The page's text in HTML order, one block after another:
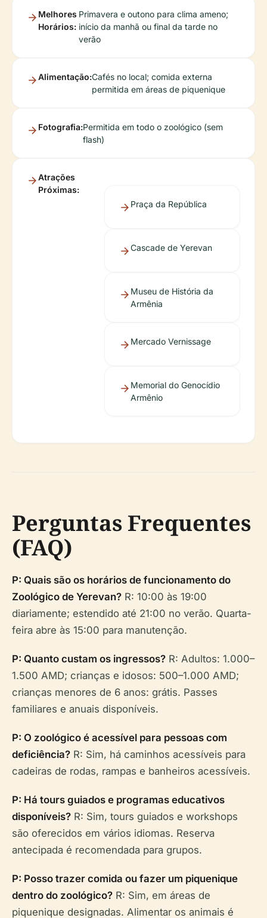
Melhores
Horários:
Primavera e outono para clima ameno;
início da manhã ou final da tarde no
verão
Alimentação:Cafés no local; comida externa
permitida em áreas de piquenique
Fotografia:Permitida em todo o zoológico (sem
flash)
Atrações
Próximas:
Praça da República
Cascade de Yerevan
Museu de História da
Armênia
Mercado Vernissage
Memorial do Genocídio
Armênio
Perguntas Frequentes
(FAQ)
P: Quais são os horários de funcionamento do
Zoológico de Yerevan? R: 10:00 às 19:00
diariamente; estendido até 21:00 no verão. Quarta-
feira abre às 15:00 para manutenção.
P: Quanto custam os ingressos? R: Adultos: 1.000–
1.500 AMD; crianças e idosos: 500–1.000 AMD;
crianças menores de 6 anos: grátis. Passes
familiares e anuais disponíveis.
P: O zoológico é acessível para pessoas com
deficiência? R: Sim, há caminhos acessíveis para
cadeiras de rodas, rampas e banheiros acessíveis.
P: Há tours guiados e programas educativos
disponíveis? R: Sim, tours guiados e workshops
são oferecidos em vários idiomas. Reserva
antecipada é recomendada para grupos.
P: Posso trazer comida ou fazer um piquenique
dentro do zoológico? R: Sim, em áreas de
piquenique designadas. Alimentar os animais é